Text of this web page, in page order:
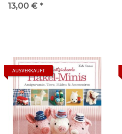
13,00 € *
AUSVERKAUFT